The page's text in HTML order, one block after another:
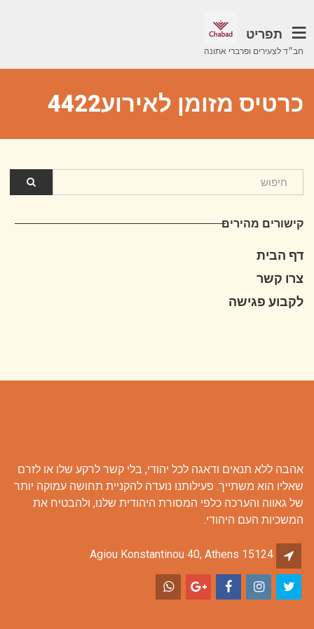
חב״ד לצעירים ופרברי אתונה
תפריט
כרטיס מזומן לאירוע4422
קישורים מהירים
דף הבית
צרו קשר
לקבוע פגישה
אהבה ללא תנאים ודאגה לכל יהודי, בלי קשר לרקע שלו או לזרם
שאליו הוא משתייך. פעילותנו נועדה להקניית תחושה עמוקה יותר
של גאווה והערכה כלפי המסורת היהודית שלנו, ולהבטיח את
המשכיות העם היהודי.
Agiou Konstantinou 40, Athens 15124